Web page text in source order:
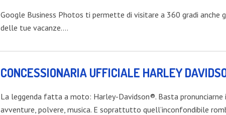
Google Business Photos ti permette di visitare a 360 gradi
delle tue vacanze.…
CONCESSIONARIA UFFICIALE HARLEY
La leggenda fatta a moto: Harley-Davidson®. Basta pronunciarne
avventure, polvere, musica. E soprattutto quell’inconfondibile